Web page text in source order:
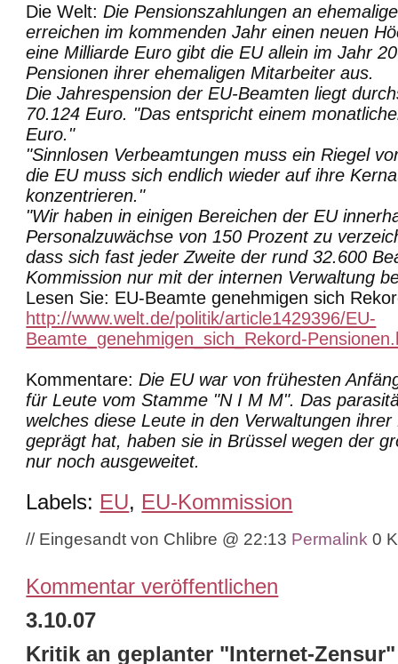
Die Welt:Die Pensionszahlungen an
erreichen im kommenden Jahr einen neuen
eine Milliarde Euro gibt die EU allein im Jahr
Pensionen ihrer ehemaligen Mitarbeiter aus.
Die Jahrespension der EU-Beamten liegt
70.124 Euro. "Das entspricht einem
Euro."
"Sinnlosen Verbeamtungen muss ein Riegel
die EU muss sich endlich wieder auf ihre
konzentrieren."
"Wir haben in einigen Bereichen der EU
Personalzuwächse von 150 Prozent zu
dass sich fast jeder Zweite der rund 32.600
Kommission nur mit der internen Verwaltung
Lesen Sie: EU-Beamte genehmigen sich
http://www.welt.de/politik/article1429396/EU-
Beamte_genehmigen_sich_Rekord-
Kommentare:Die EU war von frühesten
für Leute vom Stamme "N I M M". Das
welches diese Leute in den Verwaltungen
geprägt hat, haben sie in Brüssel wegen der
nur noch ausgeweitet.
Labels: EU, EU-Kommission
// Eingesandt von Chlibre @ 22:13 Permalink 0
Kommentar veröffentlichen
3.10.07
Kritik an geplanter "Internet-